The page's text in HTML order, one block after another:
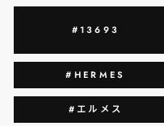
#13693
#HERMES
#エルメス